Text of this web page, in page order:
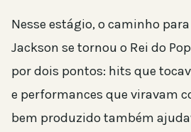
Nesse estágio, o caminho
Jackson se tornou o Rei do
por dois pontos: hits que
e performances que viravam
bem produzido também